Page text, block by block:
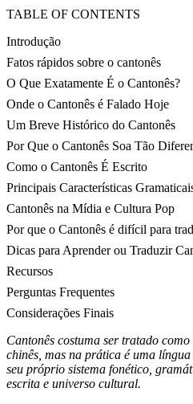
TABLE OF CONTENTS
Introdução
Fatos rápidos sobre o cantonês
O Que Exatamente É o Cantonês?
Onde o Cantonês é Falado Hoje
Um Breve Histórico do Cantonês
Por Que o Cantonês Soa Tão
Como o Cantonês É Escrito
Principais Características
Cantonês na Mídia e Cultura Pop
Por que o Cantonês é difícil para
Dicas para Aprender ou Traduzir
Recursos
Perguntas Frequentes
Considerações Finais
Cantonês costuma ser tratado
chinês, mas na prática é uma
seu próprio sistema fonético,
escrita e universo cultural.